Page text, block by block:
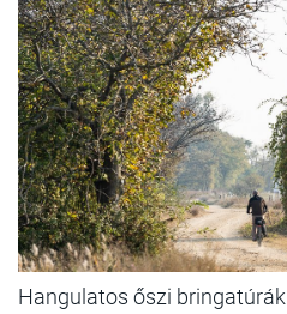
Hangulatos őszi bringatúrák